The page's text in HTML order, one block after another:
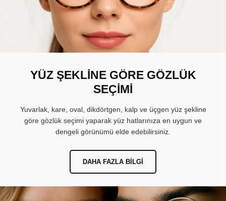
YÜZ ŞEKLİNE GÖRE GÖZLÜK
SEÇİMİ
Yuvarlak, kare, oval, dikdörtgen, kalp ve üçgen yüz şekline
göre gözlük seçimi yaparak yüz hatlarınıza en uygun ve
dengeli görünümü elde edebilirsiniz.
DAHA FAZLA BILGI